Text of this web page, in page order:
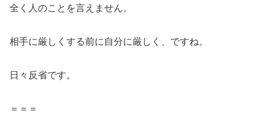
全く人のことを言えません。
相手に厳しくする前に自分に厳しく、ですね。
日々反省です。
＝＝＝